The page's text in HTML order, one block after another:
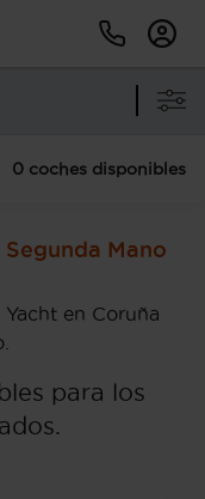
0 coches disponibles
Mano
en Coruña
para los